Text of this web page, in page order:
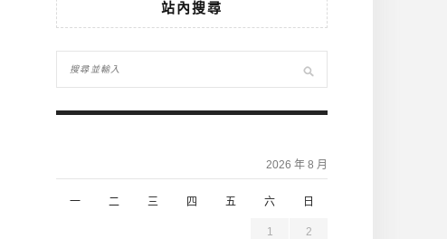
站內搜尋
2026 年 8 月
一 二 三 四 五 六 日
1 2